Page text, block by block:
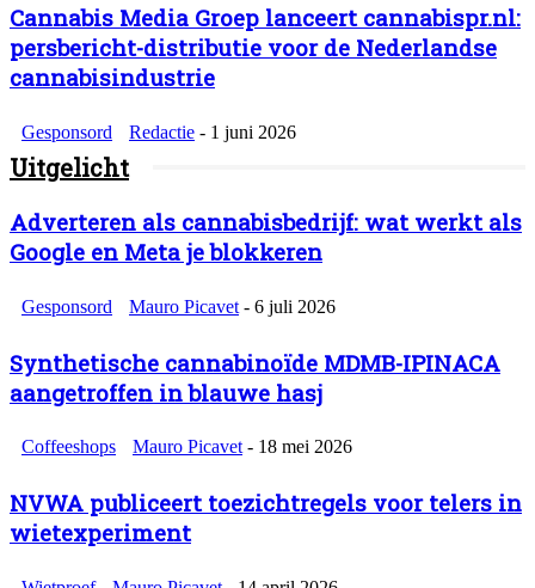
Cannabis Media Groep lanceert cannabispr.nl:
persbericht-distributie voor de Nederlandse
cannabisindustrie
Gesponsord Redactie - 1 juni 2026
Uitgelicht
Adverteren als cannabisbedrijf: wat werkt als
Google en Meta je blokkeren
Gesponsord Mauro Picavet - 6 juli 2026
Synthetische cannabinoïde MDMB-IPINACA
aangetroffen in blauwe hasj
Coffeeshops Mauro Picavet - 18 mei 2026
NVWA publiceert toezichtregels voor telers in
wietexperiment